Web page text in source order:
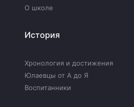
О школе
История
Хронология и достижения
Юлаевцы от А до Я
Воспитанники